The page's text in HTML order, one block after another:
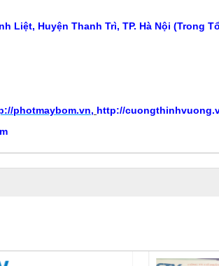
Liệt, Huyện Thanh Trì, TP. Hà Nội (Trong
photmaybom.vn, http://